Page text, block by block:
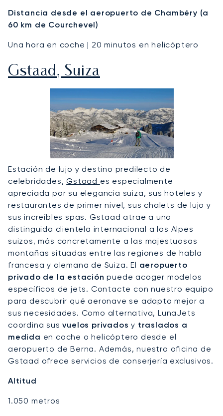
Distancia desde el aeropuerto de Chambéry (a
60 km de Courchevel)
Una hora en coche | 20 minutos en helicóptero
Gstaad, Suiza
Estación de lujo y destino predilecto de
celebridades,Gstaad es especialmente
apreciada por su elegancia suiza, sus hoteles y
restaurantes de primer nivel, sus chalets de lujo y
sus increíbles spas. Gstaad atrae a una
distinguida clientela internacional a los Alpes
suizos, más concretamente a las majestuosas
montañas situadas entre las regiones de habla
francesa y alemana de Suiza. El aeropuerto
privado de la estación puede acoger modelos
específicos de jets. Contacte con nuestro equipo
para descubrir qué aeronave se adapta mejor a
sus necesidades. Como alternativa, LunaJets
coordina susvuelos privados y traslados a
medida en coche o helicóptero desde el
aeropuerto de Berna. Además, nuestra oficina de
Gstaad ofrece servicios de conserjería exclusivos.
Altitud
1.050 metros